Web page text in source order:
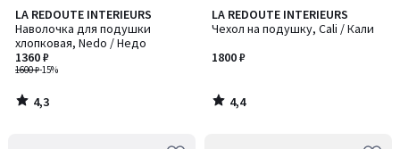
LA REDOUTE INTERIEURS
Наволочка для подушки
хлопковая, Nedo / Недо
1600 ₽-15%
1360 ₽
4,3
/ 5
4,3
/
LA REDOUTE INTERIEURS
Чехол на подушку, Cali / Кали
1800 ₽
4,4
/ 5
4,4
/